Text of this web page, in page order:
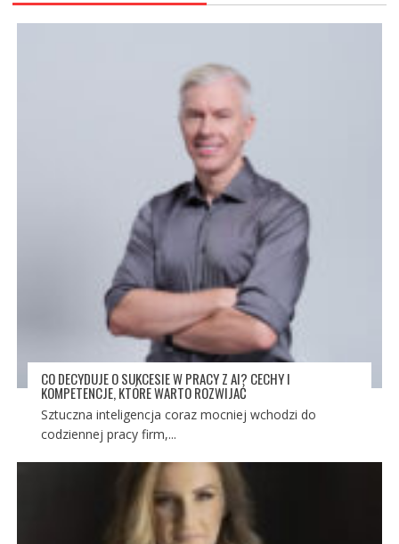
CO DECYDUJE O SUKCESIE W PRACY Z AI? CECHY I
KOMPETENCJE, KTÓRE WARTO ROZWIJAĆ
Sztuczna inteligencja coraz mocniej wchodzi do
codziennej pracy firm,...